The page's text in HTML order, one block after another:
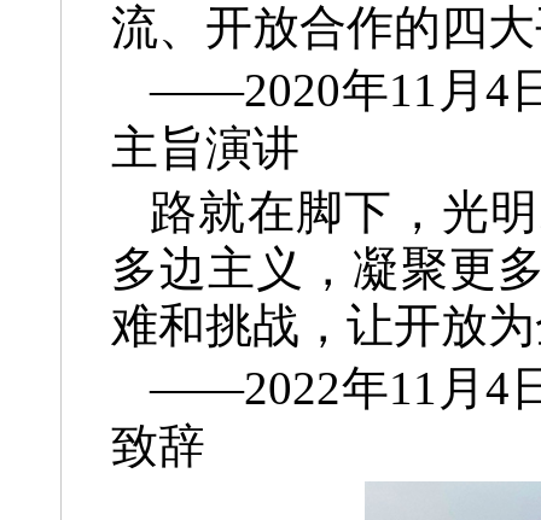
流、开放合作的四
——2020年11月4
主旨演讲
路就在脚下，光
多边主义，凝聚更
难和挑战，让开放
——2022年11月4
致辞